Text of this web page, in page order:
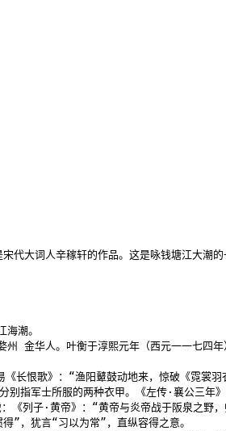
宋代大词人辛稼轩的作品。这是咏钱塘江大
潮。
州 金华人。叶衡于淳熙元年（西元一一七四
长恨歌》：“渔阳鼙鼓动地来，惊破《霓裳
别指军士所服的两种衣甲。《左传·襄公三年
《列子·黄帝》：“黄帝与炎帝战于阪泉之野
”，犹言“习以为常”，直纵容得之意。